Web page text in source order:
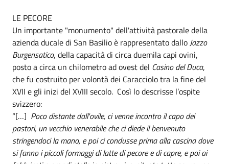
LE PECORE
Un importante "monumento" dell'attività pastorale della
azienda ducale di San Basilio è rappresentato dallo Jazzo
Burgensatico, della capacità di circa duemila capi ovini,
posto a circa un chilometro ad ovest del Casino del Duca,
che fu costruito per volontà dei Caracciolo tra la fine del
XVII e gli inizi del XVIII secolo. Così lo descrisse l’ospite
svizzero:
“[…] Poco distante dall'ovile, ci venne incontro il capo dei
pastori, un vecchio venerabile che ci diede il benvenuto
stringendoci la mano, e poi ci condusse prima alla cascina dove
si fanno i piccoli formaggi di latte di pecore e di capre, e poi ai